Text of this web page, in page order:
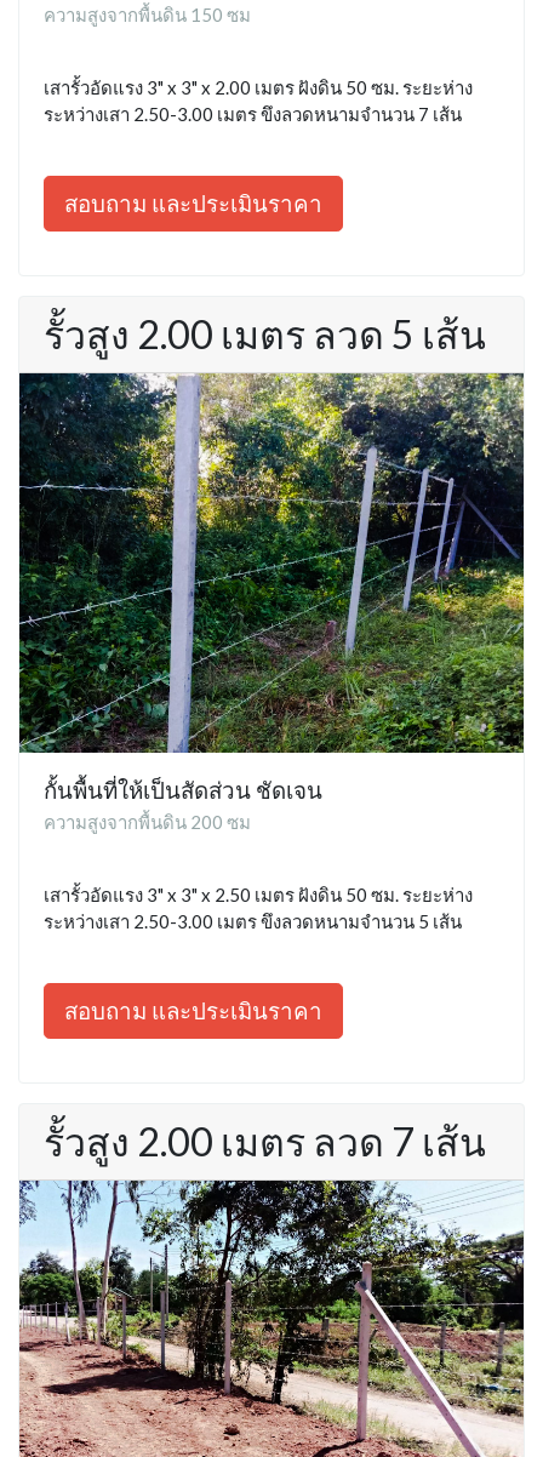
ความสูงจากพื้นดิน 150 ซม
เสารั้วอัดแรง 3" x 3" x 2.00 เมตร ฝังดิน 50 ซม. ระยะห่าง
ระหว่างเสา 2.50-3.00 เมตร ขึงลวดหนามจำนวน 7 เส้น
สอบถาม และประเมินราคา
รั้วสูง 2.00 เมตร ลวด 5 เส้น
กั้นพื้นที่ให้เป็นสัดส่วน ชัดเจน
ความสูงจากพื้นดิน 200 ซม
เสารั้วอัดแรง 3" x 3" x 2.50 เมตร ฝังดิน 50 ซม. ระยะห่าง
ระหว่างเสา 2.50-3.00 เมตร ขึงลวดหนามจำนวน 5 เส้น
สอบถาม และประเมินราคา
รั้วสูง 2.00 เมตร ลวด 7 เส้น